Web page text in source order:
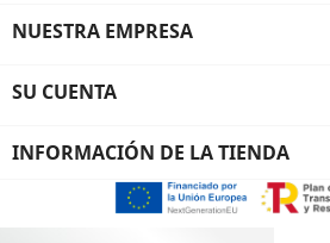
NUESTRA EMPRESA
SU CUENTA
INFORMACIÓN DE LA TIENDA